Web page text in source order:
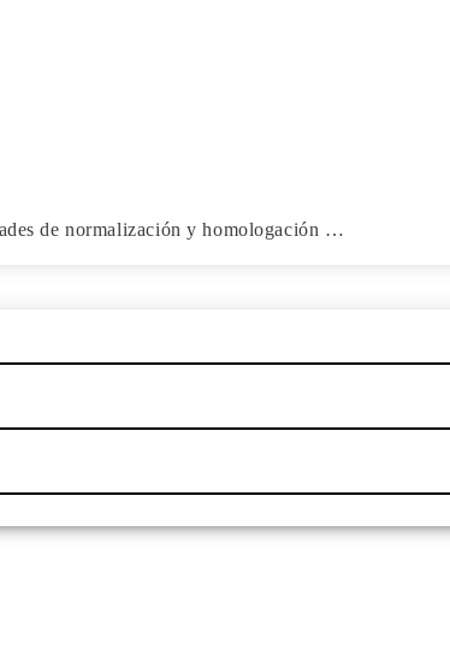
de normalización y homologación …